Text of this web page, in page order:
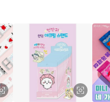
留365天訂單記
頁之用戶，煩請更